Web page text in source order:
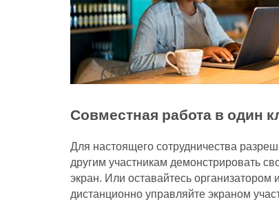
Совместная работа в один
Для настоящего сотрудничества
другим участникам демонстрировать
экран. Или оставайтесь организатором и
дистанционно управляйте экраном